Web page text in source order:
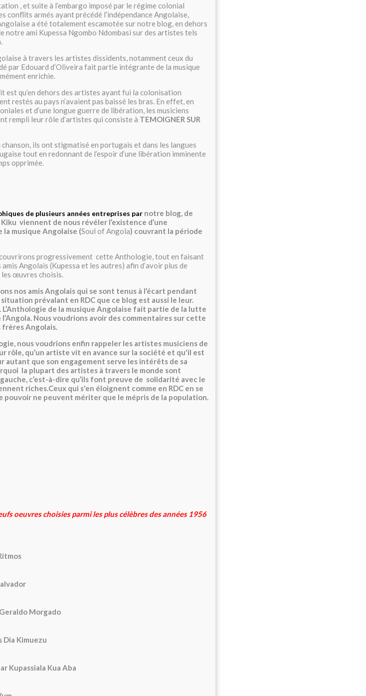
, et suite à l’embargo imposé par le régime colonial
conflits armés ayant précédé l’indépendance Angolaise,
a été totalement escamotée sur notre blog, en dehors
notre ami Kupessa Ngombo Ndombasi sur des artistes tels
à travers les artistes dissidents, notamment ceux du
par Edouard d’Oliveira fait partie intégrante de la musique
enrichie.
est qu’en dehors des artistes ayant fui la colonisation
restés au pays n’avaient pas baissé les bras. En effet, en
et d’une longue guerre de libération, les musiciens
rempli leur rôle d’artistes qui consiste à TEMOIGNER SUR
chanson, ils ont stigmatisé en portugais et dans les langues
tout en redonnant de l’espoir d’une libération imminente
opprimée.
de plusieurs années entreprises par notre blog, de
viennent de nous révéler l’existence d’une
musique Angolaise (Soul of Angola) couvrant la période
progressivement cette Anthologie, tout en faisant
amis Angolais (Kupessa et les autres) afin d’avoir plus de
œuvres choisis.
nos amis Angolais qui se sont tenus à l’écart pendant
situation prévalant en RDC que ce blog est aussi le leur.
L’Anthologie de la musique Angolaise fait partie de la lutte
l’Angola. Nous voudrions avoir des commentaires sur cette
Angolais.
nous voudrions enfin rappeler les artistes musiciens de
rôle, qu’un artiste vit en avance sur la société et qu'il est
autant que son engagement serve les intérêts de sa
la plupart des artistes à travers le monde sont
c’est-à-dire qu’ils font preuve de solidarité avec le
riches.Ceux qui s'en éloignent comme en RDC en se
pouvoir ne peuvent mériter que le mépris de la population.
oeuvres choisies parmi les plus célèbres des années 1956
Morgado
Dia Kimuezu
Kupassiala Kua Aba